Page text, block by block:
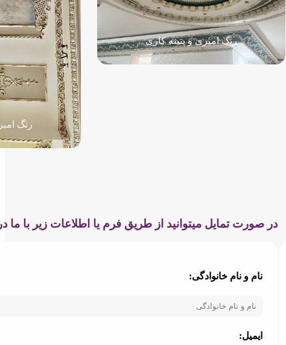
رنگ امیزی و پتینه کاری
رنگ
در صورت تمایل میتوانید از طریق فرم یا اطلاعات زیر با ما
نام و نام خانوادگی:
ایمیل: